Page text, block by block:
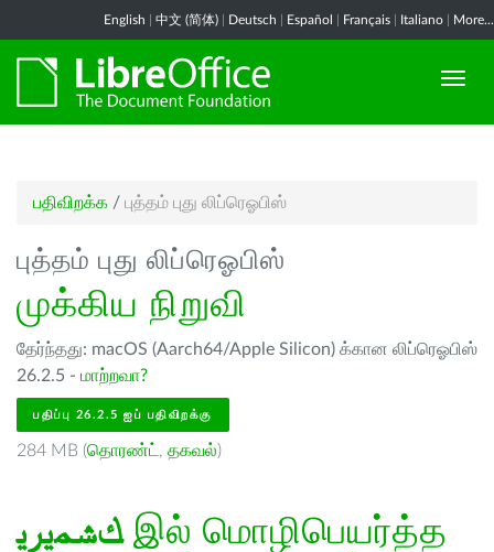
English 中文 (简体) Deutsch Español Français Italiano More...
பதிவிறக்க / புத்தம் புது லிப்ரெஓபிஸ்
புத்தம் புது லிப்ரெஓபிஸ்
முக்கிய நிறுவி
தேர்ந்தது: macOS (Aarch64/Apple Silicon) க்கான லிப்ரெஓபிஸ்
26.2.5 - மாற்றவா?
பதிப்பு 26.2.5 ஐப் பதிவிறக்கு
284 MB (தொரண்ட் , தகவல்)
ﻚﺸﻤﻳﺮﻳஇல் மொழிபெயர்த்த